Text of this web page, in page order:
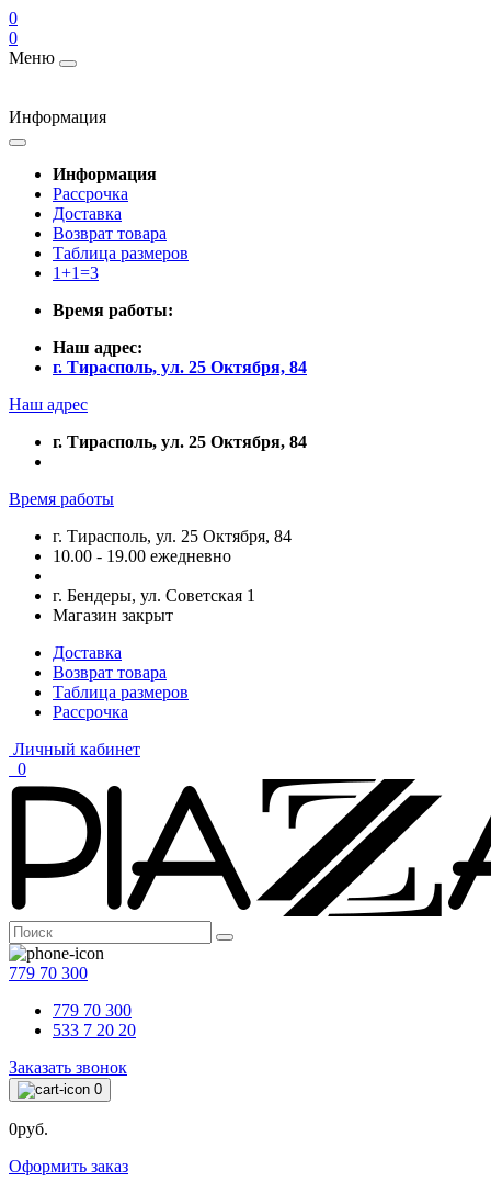
0
0
Меню
Информация
Информация
Рассрочка
Доставка
Возврат товара
Таблица размеров
1+1=3
Время работы:
Наш адрес:
г. Тирасполь, ул. 25 Октября, 84
Наш адрес
г. Тирасполь, ул. 25 Октября, 84
Время работы
г. Тирасполь, ул. 25 Октября, 84
10.00 - 19.00 ежедневно
г. Бендеры, ул. Советская 1
Магазин закрыт
Доставка
Возврат товара
Таблица размеров
Рассрочка
Личный кабинет
0
779 70 300
779 70 300
533 7 20 20
Заказать звонок
0
0руб.
Оформить заказ